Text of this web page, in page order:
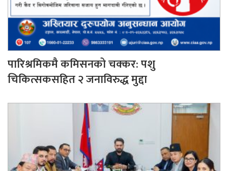
पारिश्रमिकमै कमिसनको चक्कर: पशु
चिकित्सकसहित २ जनाविरुद्ध मुद्दा